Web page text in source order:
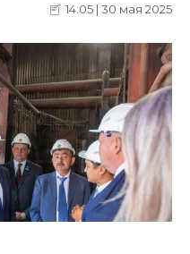
14:05 | 30 мая 2025